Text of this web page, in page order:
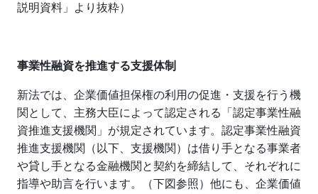
説明資料」より抜粋）
事業性融資を推進する支援体制
新法では、企業価値担保権の利用の促進・支援を行う機
関として、主務大臣によって認定される「認定事業性融
資推進支援機関」が規定されています。認定事業性融資
推進支援機関（以下、支援機関）は借り手となる事業者
や貸し手となる金融機関と契約を締結して、それぞれに
指導や助言を行います。（下図参照）他にも、企業価値